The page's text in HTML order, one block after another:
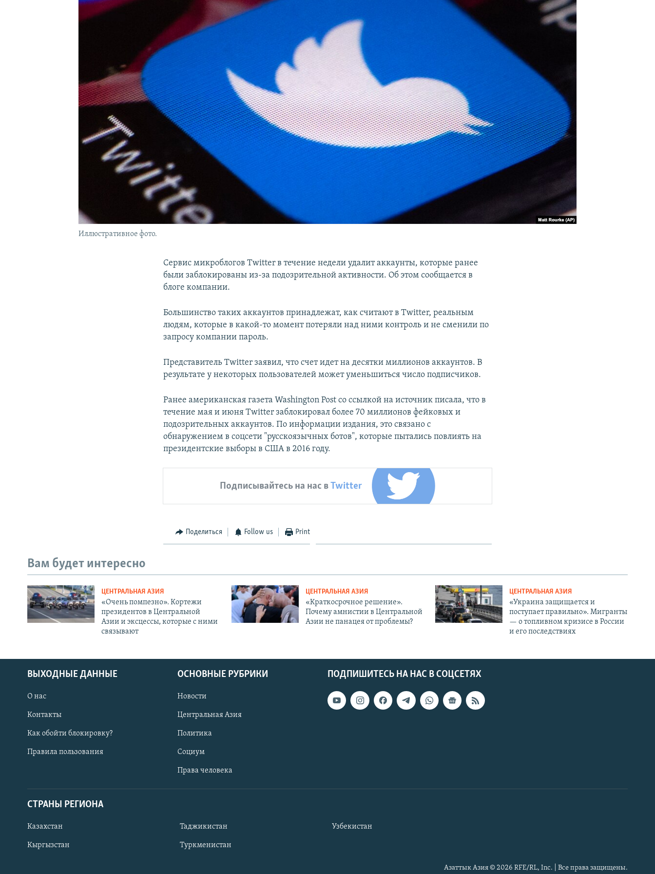
Иллюстративное фото.
Сервис микроблогов Twitter в течение недели удалит аккаунты, которые ранее
были заблокированы из-за подозрительной активности. Об этом сообщается в
блоге компании.
Большинство таких аккаунтов принадлежат, как считают в Twitter, реальным
людям, которые в какой-то момент потеряли над ними контроль и не сменили по
запросу компании пароль.
Представитель Twitter заявил, что счет идет на десятки миллионов аккаунтов. В
результате у некоторых пользователей может уменьшиться число подписчиков.
Ранее американская газета Washington Post со ссылкой на источник писала, что в
течение мая и июня Twitter заблокировал более 70 миллионов фейковых и
подозрительных аккаунтов. По информации издания, это связано с
обнаружением в соцсети "русскоязычных ботов", которые пытались повлиять на
президентские выборы в США в 2016 году.
Подписывайтесь на нас вTwitter
Поделиться Follow us Print
Вам будет интересно
ЦЕНТРАЛЬНАЯ АЗИЯ
«Очень помпезно». Кортежи
президентов в Центральной
Азии и эксцессы, которые с ними
связывают
ЦЕНТРАЛЬНАЯ АЗИЯ
«Краткосрочное решение».
Почему амнистии в Центральной
Азии не панацея от проблемы?
ЦЕНТРАЛЬНАЯ АЗИЯ
«Украина защищается и
поступает правильно». Мигранты
— о топливном кризисе в России
и его последствиях
ПОДПИШИТЕСЬ НА НАС В СОЦСЕТЯХ
ВЫХОДНЫЕ ДАННЫЕ
О нас
Контакты
Как обойти блокировку?
Правила пользования
ОСНОВНЫЕ РУБРИКИ
Новости
Центральная Азия
Политика
Социум
Права человека
СТРАНЫ РЕГИОНА
Казахстан
Кыргызстан
Таджикистан
Туркменистан
Узбекистан
Азаттык Азия © 2026 RFE/RL, Inc. | Все права защищены.